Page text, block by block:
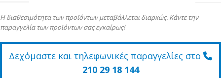
Η διαθεσιμότητα των προϊόντων μεταβάλλεται διαρκώς. Κάντε την
παραγγελία των προϊόντων σας εγκαίρως!
Δεχόμαστε και τηλεφωνικές παραγγελίες στο
210 29 18 144